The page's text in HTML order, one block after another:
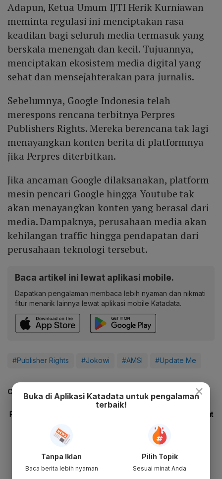
Adapun, Ketua Umum IJTI Herik Kurniawan
meminta regulasi ini menciptakan rasa
keadilan bagi seluruh media termasuk yang
berskala menengah dan kecil. Tujuannya,
menciptakan ekosistem media digital yang
sehat dan mensejahterakan para jurnalis.
Sebelumnya, Google Indonesia telah
merespons rencana terbitnya Perpres
Publishers Rights. Mereka berencana tak lagi
menayangkan konten berita di platformnya
jika Perpres diterbitkan.
Jika ancaman Google dilaksanakan, platform
mesin pencari Google hingga Youtube tak
akan menayangkan konten yang berasal dari
media. Dampaknya, perusahaan media akan
kehilangan traffic hingga pendapatan dari
perusahaan teknologi tersebut.
Baca artikel ini lewat aplikasi mobile.
Dapatkan pengalaman membaca lebih nyaman dan nikmati
fitur menarik lainnya lewat aplikasi mobile Katadata.
#Publisher Rights #Jokowi #AMSI #Update Me
CEK JUGA DATA INI ×
Buka di Aplikasi Katadata untuk pengalaman
terbaik!
Tanpa Iklan
Baca berita lebih nyaman
Pilih Topik
Sesuai minat Anda